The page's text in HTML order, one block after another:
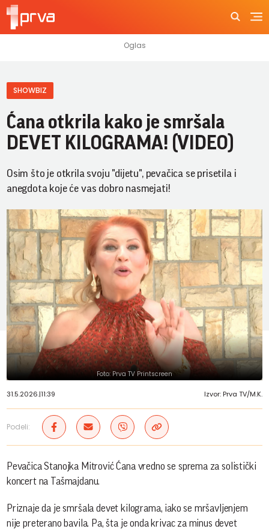
SHOWBIZ
Ćana otkrila kako je smršala
DEVET KILOGRAMA! (VIDEO)
Osim što je otkrila svoju "dijetu", pevačica se prisetila i
anegdota koje će vas dobro nasmejati!
Foto: Prva TV Printscreen
31.5.2026.|11:39 Izvor: Prva TV/M.K.
Podeli:
Pevačica Stanojka Mitrović Ćana vredno se sprema za solistički
koncert na Tašmajdanu.
Priznaje da je smršala devet kilograma, iako se mršavljenjem
nije preterano bavila. Pa, šta je onda krivac za minus devet